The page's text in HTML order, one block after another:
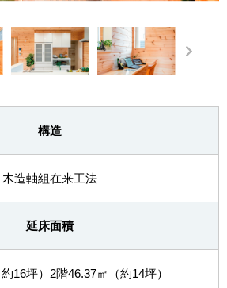
構造
木造軸組在来工法
延床面積
16坪）2階46.37㎡（約14坪）